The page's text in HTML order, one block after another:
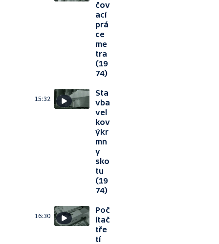
čov
ací
prá
ce
me
tra
(19
74)
15:32
Sta
vba
vel
kov
ýkr
mn
y
sko
tu
(19
74)
16:30
Poč
ítač
tře
tí